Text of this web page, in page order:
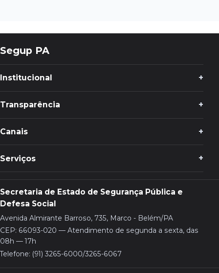
Segup PA
Institucional
Transparência
Canais
Serviços
Secretaria de Estado de Segurança Pública e
Defesa Social
Avenida Almirante Barroso, 735, Marco - Belém/PA
CEP: 66093-020 — Atendimento de segunda a sexta, das
08h — 17h
Telefone: (91) 3265-6000/3265-6067